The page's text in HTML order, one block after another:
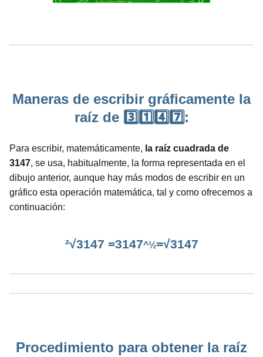
Maneras de escribir gráficamente la
raíz de 3️⃣1️⃣4️⃣7️⃣:
Para escribir, matemáticamente, la raíz cuadrada de
3147, se usa, habitualmente, la forma representada en el
dibujo anterior, aunque hay más modos de escribir en un
gráfico esta operación matemática, tal y como ofrecemos a
continuación:
²√3147 =3147^½=√3147
Procedimiento para obtener la raíz